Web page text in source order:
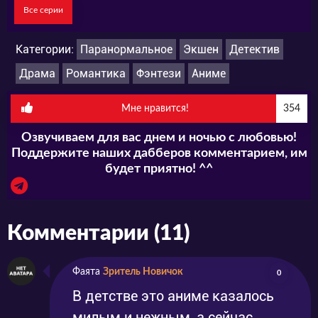
расследовать это дело, а помогать будет
новый знакомый.
Смотрите аниме «Нелюбимый» на нашем
сайте в режиме онлайн!
Все серии
Категории: Паранормальное Экшен
Детектив
Драма
Романтика Фэнтези Аниме
Мне нравится! 354
Озвучиваем для вас днем и ночью с любовью!
Поддержите наших дабберов комментарием, им
будет приятно! ^^
Комментарии (11)
Фаята Зритель Новичок 0
В детстве это аниме казалось